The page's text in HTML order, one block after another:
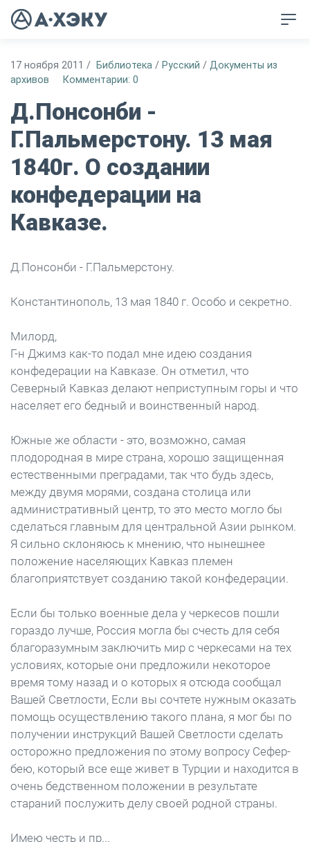
17 ноября 2011 / Библиотека / Русский / Документы из
архивов
Комментарии: 0
Д.Понсонби -
Г.Пальмерстону. 13 мая
1840г. О создании
конфедерации на
Кавказе.
Д.Понсонби - Г.Пальмерстону.
Константинополь, 13 мая 1840 г. Особо и секретно.
Милорд,
Г-н Джимз как-то подал мне идею создания
конфедерации на Кавказе. Он отметил, что
Северный Кавказ делают неприступным горы и что
населяет его бедный и воинственный народ.
Южные же области - это, возможно, самая
плодородная в мире страна, хорошо защищенная
естественными преградами, так что будь здесь,
между двумя морями, создана столица или
административный центр, то это место могло бы
сделаться главным для центральной Азии рынком.
Я сильно склоняюсь к мнению, что нынешнее
положение населяющих Кавказ племен
благоприятствует созданию такой конфедерации.
Если бы только военные дела у черкесов пошли
гораздо лучше, Россия могла бы счесть для себя
благоразумным заключить мир с черкесами на тех
условиях, которые они предложили некоторое
время тому назад и о которых я отсюда сообщал
Вашей Светлости, Если вы сочтете нужным оказать
помощь осуществлению такого плана, я мог бы по
получении инструкций Вашей Светлости сделать
осторожно предложения по этому вопросу Сефер-
бею, который все еще живет в Турции и находится в
очень бедственном положении в результате
стараний послужить делу своей родной страны.
Имею честь и пр...